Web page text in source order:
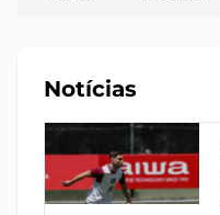
Notícias